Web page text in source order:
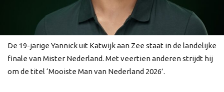
De 19-jarige Yannick uit Katwijk aan Zee staat in de landelijke
finale van Mister Nederland. Met veertien anderen strijdt hij
om de titel ‘Mooiste Man van Nederland 2026’.